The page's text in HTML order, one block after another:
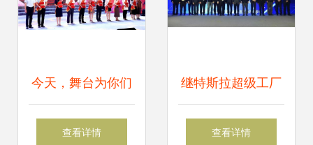
今天，舞台为你们
作证,C位为信任而
查看详情
继特斯拉超级工厂
后，又一批重大产
查看详情